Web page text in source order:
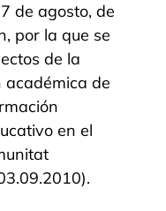
de agosto, de
por la que se
de la
de
en el